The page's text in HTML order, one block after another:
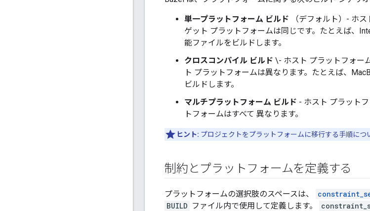
単一プラットフォーム ビルド （デフォルト）- ホ
ゲット プラットフォームは同じです。たとえば、
能ファイルをビルドします。
クロスコンパイル ビルド \- ホスト プラットフォー
ト プラットフォームは異なります。たとえば、
ビルドします。
マルチプラットフォーム ビルド - ホスト プラット
トフォームはすべて 異なります。
ヒント: プロジェクトをプラットフォームに移行する手順につ
制約とプラットフォームを定義する
プラットフォームの選択肢のスペースは、
BUILD ファイル内で使用して定義します。